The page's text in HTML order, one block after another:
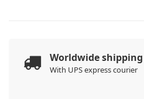
Worldwide shipping
With UPS express courier